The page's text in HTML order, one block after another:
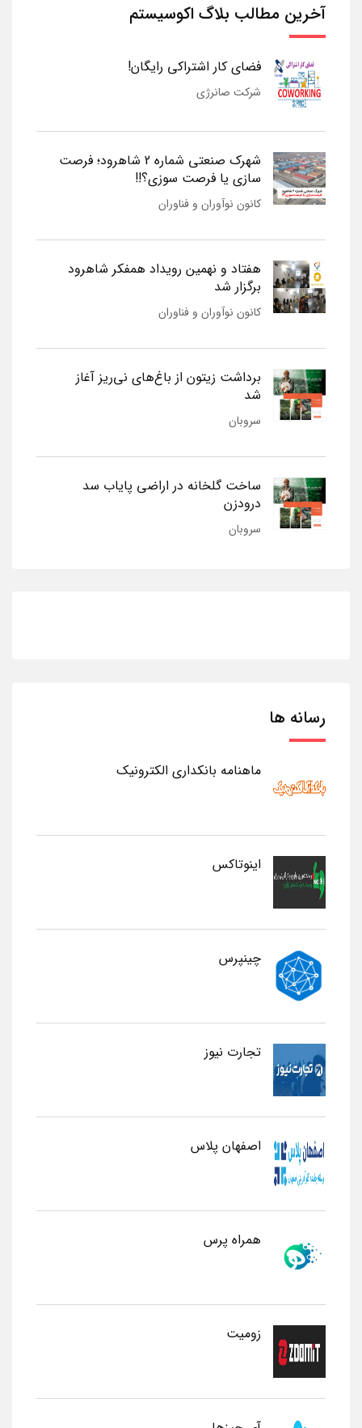
آخرین مطالب بلاگ اکوسیستم
فضای کار اشتراکی رایگان!
شرکت صانرژی
شهرک صنعتی شماره 2 شاهرود؛ فرصت
سازی یا فرصت سوزی؟!!
کانون نوآوران و فناوران
هفتاد و نهمین رویداد همفکر شاهرود
برگزار شد
کانون نوآوران و فناوران
برداشت زیتون از باغ‌های نی‌ریز آغاز
شد
سروبان
ساخت گلخانه در اراضی پایاب سد
درودزن
سروبان
رسانه ها
ماهنامه بانکداری الکترونیک
اینوتاکس
چینپرس
تجارت نیوز
اصفهان پلاس
همراه پرس
زومیت